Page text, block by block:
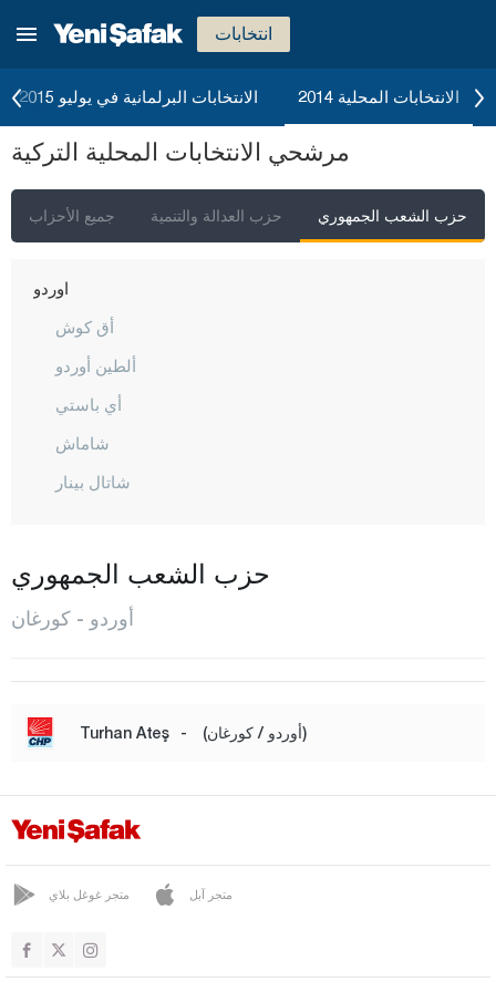
انتخابات
الانتخابات البرلمانية في يوليو 2015 الانتخابات المحلية 2014
مرشحي الانتخابات المحلية التركية
جميع الأحزاب حزب العدالة والتنمية حزب الشعب الجمهوري
ماردين
مرسين
موغلا
موش
نيغدا
أوردو
أق كوش
ألطين أوردو
أي باستي
شاماش
شاتال بينار
غول كايلي
كاباتشا
كورغان
بيرشيمبيه
حزب الشعب الجمهوري
أوردو - كورغان
Turhan Ateş - (أوردو / كورغان)
متجر غوغل بلاي متجر آبل